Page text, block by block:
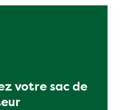
votre sac de